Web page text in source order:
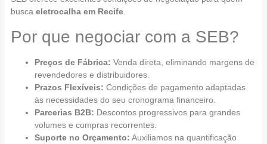
busca eletrocalha em Recife.
Por que negociar com a SEB?
Preços de Fábrica: Venda direta, eliminando margens de
revendedores e distribuidores.
Prazos Flexíveis: Condições de pagamento adaptadas
às necessidades do seu cronograma financeiro.
Parcerias B2B: Descontos progressivos para grandes
volumes e compras recorrentes.
Suporte no Orçamento: Auxiliamos na quantificação